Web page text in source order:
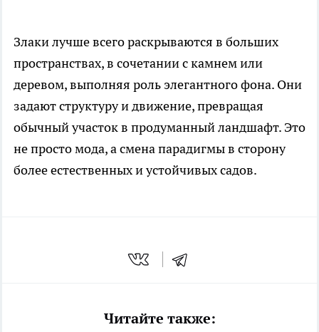
Злаки лучше всего раскрываются в больших
пространствах, в сочетании с камнем или
деревом, выполняя роль элегантного фона. Они
задают структуру и движение, превращая
обычный участок в продуманный ландшафт. Это
не просто мода, а смена парадигмы в сторону
более естественных и устойчивых садов.
Читайте также: